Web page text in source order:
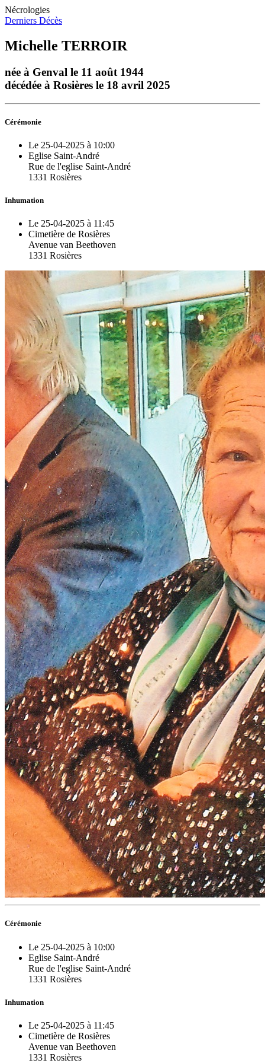
Nécrologies
Derniers Décès
Michelle TERROIR
née à Genval le 11 août 1944
décédée à Rosières le 18 avril 2025
Cérémonie
Le 25-04-2025 à 10:00
Eglise Saint-André
Rue de l'eglise Saint-André
1331 Rosières
Inhumation
Le 25-04-2025 à 11:45
Cimetière de Rosières
Avenue van Beethoven
1331 Rosières
Cérémonie
Le 25-04-2025 à 10:00
Eglise Saint-André
Rue de l'eglise Saint-André
1331 Rosières
Inhumation
Le 25-04-2025 à 11:45
Cimetière de Rosières
Avenue van Beethoven
1331 Rosières